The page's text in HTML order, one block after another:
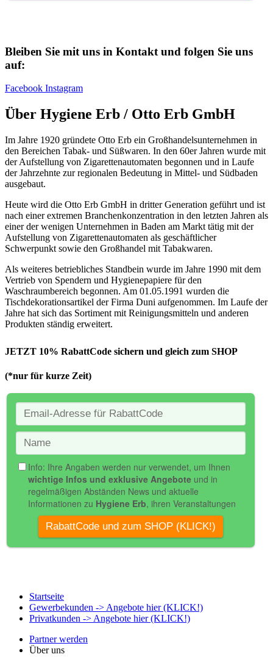
Bleiben Sie mit uns in Kontakt und folgen Sie uns
auf:
Facebook Instagram
Über Hygiene Erb / Otto Erb GmbH
Im Jahre 1920 gründete Otto Erb ein Großhandelsunternehmen in
den Bereichen Tabak- und Süßwaren. In den 60er Jahren wurde mit
der Aufstellung von Zigarettenautomaten begonnen und in Laufe
der Jahrzehnte zur regionalen Bedeutung in Mittel- und Südbaden
ausgebaut.
Heute wird die Otto Erb GmbH in dritter Generation geführt und ist
nach einer extremen Branchenkonzentration in den letzten Jahren als
einer der wenigen Unternehmen in Baden am Markt tätig mit der
Aufstellung von Zigarettenautomaten als geschäftlicher
Schwerpunkt sowie den Großhandel mit Tabakwaren.
Als weiteres betriebliches Standbein wurde im Jahre 1990 mit dem
Vertrieb von Spendern und Hygienepapiere für den
Waschraumbereich begonnen. Am 01.05.1991 wurden die
Tischdekorationsartikel der Firma Duni aufgenommen. Im Laufe der
Jahre hat sich das Sortiment mit Reinigungsmitteln und anderen
Produkten ständig erweitert.
JETZT 10% RabattCode sichern und gleich zum SHOP
(*nur für kurze Zeit)
Startseite
Gewerbekunden -> Angebote hier (KLICK!)
Privatkunden -> Angebote hier (KLICK!)
Partner werden
Über uns